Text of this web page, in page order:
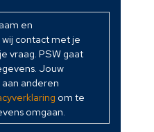
en
contact met je
vraag. PSW gaat
Jouw
anderen
om te
omgaan.